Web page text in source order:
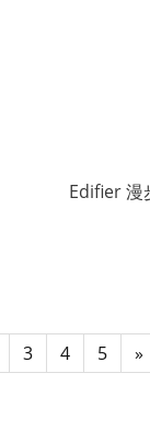
Edifier 漫
3 4 5 »